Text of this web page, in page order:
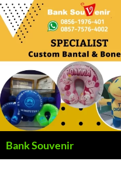
Langsung
ke
Bank Souvenir